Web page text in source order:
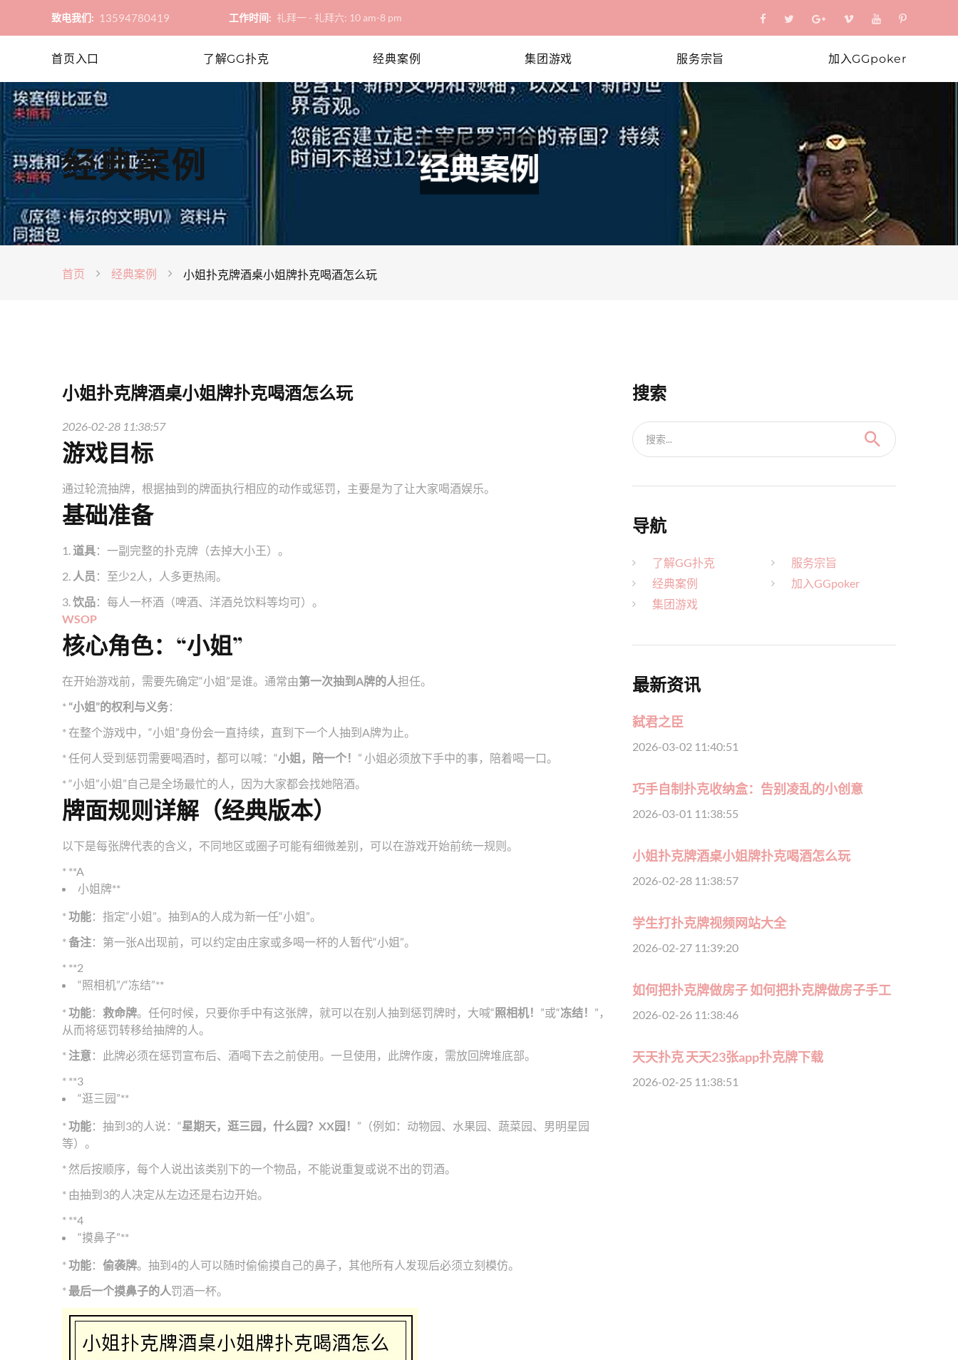
致电我们: 13594780419 工作时间: 礼拜一 - 礼拜六: 10 am-8 pm
首页入口 了解GG扑克 经典案例 集团游戏 服务宗旨 加入GGpoker
经典案例
首页 经典案例 小姐扑克牌酒桌小姐牌扑克喝酒怎么玩
小姐扑克牌酒桌小姐牌扑克喝酒怎么玩
2026-02-28 11:38:57
游戏目标
通过轮流抽牌，根据抽到的牌面执行相应的动作或惩罚，主要是为了让大家喝酒娱乐。
基础准备
1. 道具：一副完整的扑克牌（去掉大小王）。
2. 人员 ：至少2人，人多更热闹。
3.饮品：每人一杯酒（啤酒、洋酒兑饮料等均可）。
WSOP
核心角色：“小姐”
在开始游戏前，需要先确定“小姐”是谁。通常由第一次抽到A牌的人担任。
* “小姐”的权利与义务：
* 在整个游戏中，“小姐”身份会一直持续，直到下一个人抽到A牌为止。
* 任何人受到惩罚需要喝酒时，都可以喊：“小姐，陪一个！ ” 小姐必须放下手中的事，陪着喝一口。
* “小姐”小姐”自己是全场最忙的人，因为大家都会找她陪酒。
牌面规则详解（经典版本）
以下是每张牌代表的含义，不同地区或圈子可能有细微差别，可以在游戏开始前统一规则。
* **A
小姐牌**
*功能：指定“小姐”。抽到A的人成为新一任“小姐”。
*备注：第一张A出现前，可以约定由庄家或多喝一杯的人暂代“小姐”。
* **2
“照相机”/“冻结”**
*功能： 救命牌。任何时候，只要你手中有这张牌，就可以在别人抽到惩罚牌时，大喊“照相机！ ”或“冻结！ ”，
从而将惩罚转移给抽牌的人。
* 注意：此牌必须在惩罚宣布后、酒喝下去之前使用。一旦使用，此牌作废，需放回牌堆底部。
* **3
“逛三园”**
*功能：抽到3的人说：“星期天，逛三园，什么园？XX园！ ”（例如：动物园、水果园、蔬菜园、男明星园
等）。
* 然后按顺序，每个人说出该类别下的一个物品，不能说重复或说不出的罚酒。
* 由抽到3的人决定从左边还是右边开始。
* **4
“摸鼻子”**
*功能： 偷袭牌。抽到4的人可以随时偷偷摸自己的鼻子，其他所有人发现后必须立刻模仿。
* 最后一个摸鼻子的人罚酒一杯。
搜索
搜索...
导航
了解GG扑克
经典案例
集团游戏
服务宗旨
加入GGpoker
最新资讯
弑君之臣
2026-03-02 11:40:51
巧手自制扑克收纳盒：告别凌乱的小创意
2026-03-01 11:38:55
小姐扑克牌酒桌小姐牌扑克喝酒怎么玩
2026-02-28 11:38:57
学生打扑克牌视频网站大全
2026-02-27 11:39:20
如何把扑克牌做房子 如何把扑克牌做房子手工
2026-02-26 11:38:46
天天扑克 天天23张app扑克牌下载
2026-02-25 11:38:51